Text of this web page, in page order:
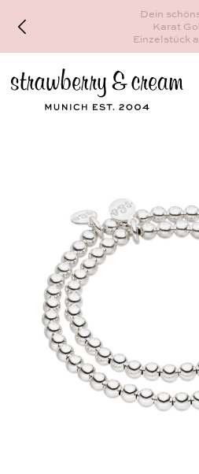
Dein schönster und
Karat Gold und
Einzelstück auf Bestellung,